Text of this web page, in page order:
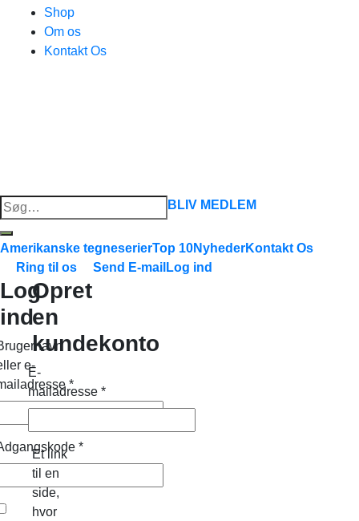
Shop
Om os
Kontakt Os
Søg
efter:
BLIV MEDLEM
Amerikanske tegneserierTop 10NyhederKontakt Os
Ring til os
Send E-mail Log ind
Log
ind
e-
*
*
Opret
en
kundekonto
E-
mailadresse *
Et link
til en
side,
hvor